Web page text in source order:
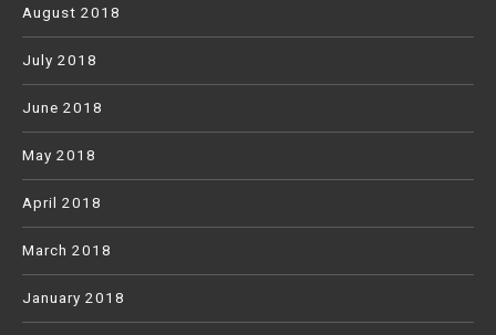
August 2018
July 2018
June 2018
May 2018
April 2018
March 2018
January 2018